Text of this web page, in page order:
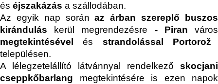
és éjszakázás a szállodában.
Az egyik nap soránaz árban szereplő buszos
kirándulás
kerül megrendezésre - Piranváros
megtekintésével
és strandolással
Portorož
településen.
A lélegzetelállító látvánnyal rendelkező skocjani
cseppkőbarlang megtekintésére is ezen napok